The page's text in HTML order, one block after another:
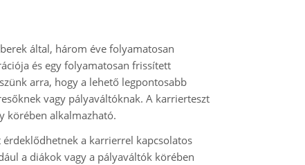
által, három éve folyamatosan
és egy folyamatosan frissített
arra, hogy a lehető legpontosabb
vagy pályaváltóknak. A karrierteszt
körében alkalmazható.
a karrierrel kapcsolatos
a diákok vagy a pályaváltók körében